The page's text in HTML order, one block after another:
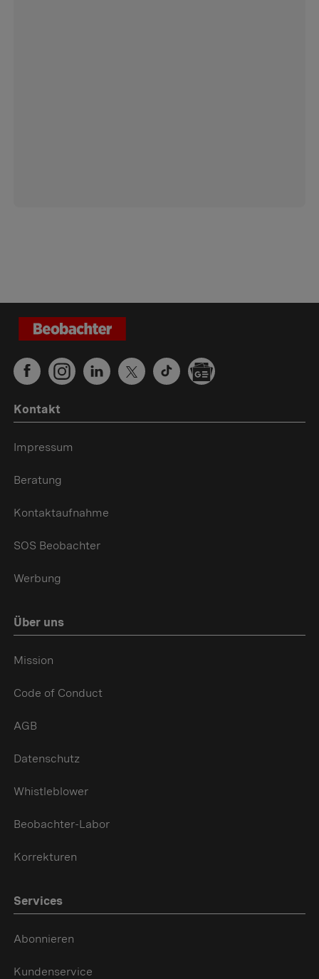
Kontakt
Impressum
Beratung
Kontaktaufnahme
SOS Beobachter
Werbung
Über uns
Mission
Code of Conduct
AGB
Datenschutz
Whistleblower
Beobachter-Labor
Korrekturen
Services
Abonnieren
Kundenservice